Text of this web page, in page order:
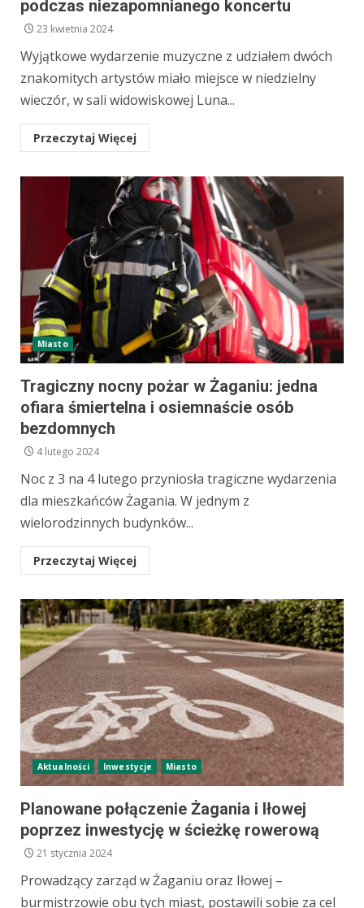
podczas niezapomnianego koncertu
23 kwietnia 2024
Wyjątkowe wydarzenie muzyczne z udziałem dwóch
znakomitych artystów miało miejsce w niedzielny
wieczór, w sali widowiskowej Luna...
Przeczytaj Więcej
Miasto
Tragiczny nocny pożar w Żaganiu: jedna
ofiara śmiertelna i osiemnaście osób
bezdomnych
4 lutego 2024
Noc z 3 na 4 lutego przyniosła tragiczne wydarzenia
dla mieszkańców Żagania. W jednym z
wielorodzinnych budynków...
Przeczytaj Więcej
Aktualności Inwestycje Miasto
Planowane połączenie Żagania i Iłowej
poprzez inwestycję w ścieżkę rowerową
21 stycznia 2024
Prowadzący zarząd w Żaganiu oraz Iłowej –
burmistrzowie obu tych miast, postawili sobie za cel